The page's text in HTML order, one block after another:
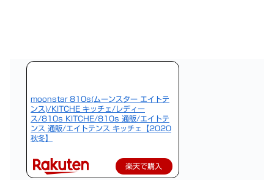
moonstar 810s(ムーンスター エイトテ
ンス)/KITCHE キッチェ/レディー
ス/810s KITCHE/810s 通販/エイトテ
ンス 通販/エイトテンス キッチェ【2020
秋冬】
楽天で購入